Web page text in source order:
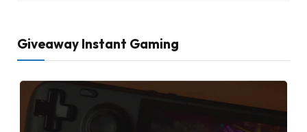
Giveaway Instant Gaming